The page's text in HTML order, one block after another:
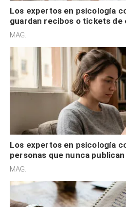
Los expertos en psicología
guardan recibos o tickets de
son acumuladores, sino que
MAG.
Los expertos en psicología
personas que nunca
redes sociales no pretenden
MAG.